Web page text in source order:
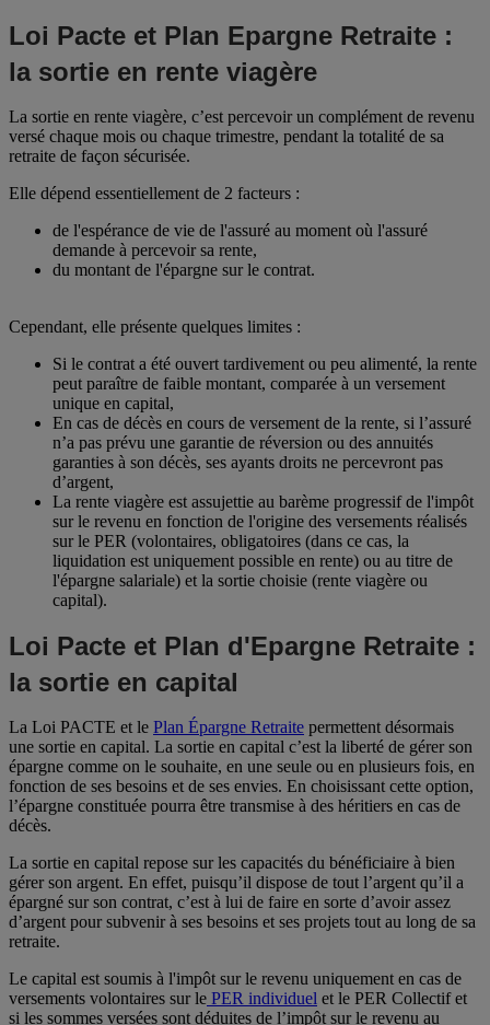
Loi Pacte et Plan Epargne Retraite :
la sortie en rente viagère
La sortie en rente viagère, c’est percevoir un complément de revenu
versé chaque mois ou chaque trimestre, pendant la totalité de sa
retraite de façon sécurisée.
Elle dépend essentiellement de 2 facteurs :
de l'espérance de vie de l'assuré au moment où l'assuré
demande à percevoir sa rente,
du montant de l'épargne sur le contrat.
Cependant, elle présente quelques limites :
Si le contrat a été ouvert tardivement ou peu alimenté, la rente
peut paraître de faible montant, comparée à un versement
unique en capital,
En cas de décès en cours de versement de la rente, si l’assuré
n’a pas prévu une garantie de réversion ou des annuités
garanties à son décès, ses ayants droits ne percevront pas
d’argent,
La rente viagère est assujettie au barème progressif de l'impôt
sur le revenu en fonction de l'origine des versements réalisés
sur le PER (volontaires, obligatoires (dans ce cas, la
liquidation est uniquement possible en rente) ou au titre de
l'épargne salariale) et la sortie choisie (rente viagère ou
capital).
Loi Pacte et Plan d'Epargne Retraite :
la sortie en capital
La Loi PACTE et le Plan Épargne Retraite permettent désormais
une sortie en capital. La sortie en capital c’est la liberté de gérer son
épargne comme on le souhaite, en une seule ou en plusieurs fois, en
fonction de ses besoins et de ses envies. En choisissant cette option,
l’épargne constituée pourra être transmise à des héritiers en cas de
décès.
La sortie en capital repose sur les capacités du bénéficiaire à bien
gérer son argent. En effet, puisqu’il dispose de tout l’argent qu’il a
épargné sur son contrat, c’est à lui de faire en sorte d’avoir assez
d’argent pour subvenir à ses besoins et ses projets tout au long de sa
retraite.
Le capital est soumis à l'impôt sur le revenu uniquement en cas de
versements volontaires sur le PER individuel et le PER Collectif et
si les sommes versées sont déduites de l’impôt sur le revenu au